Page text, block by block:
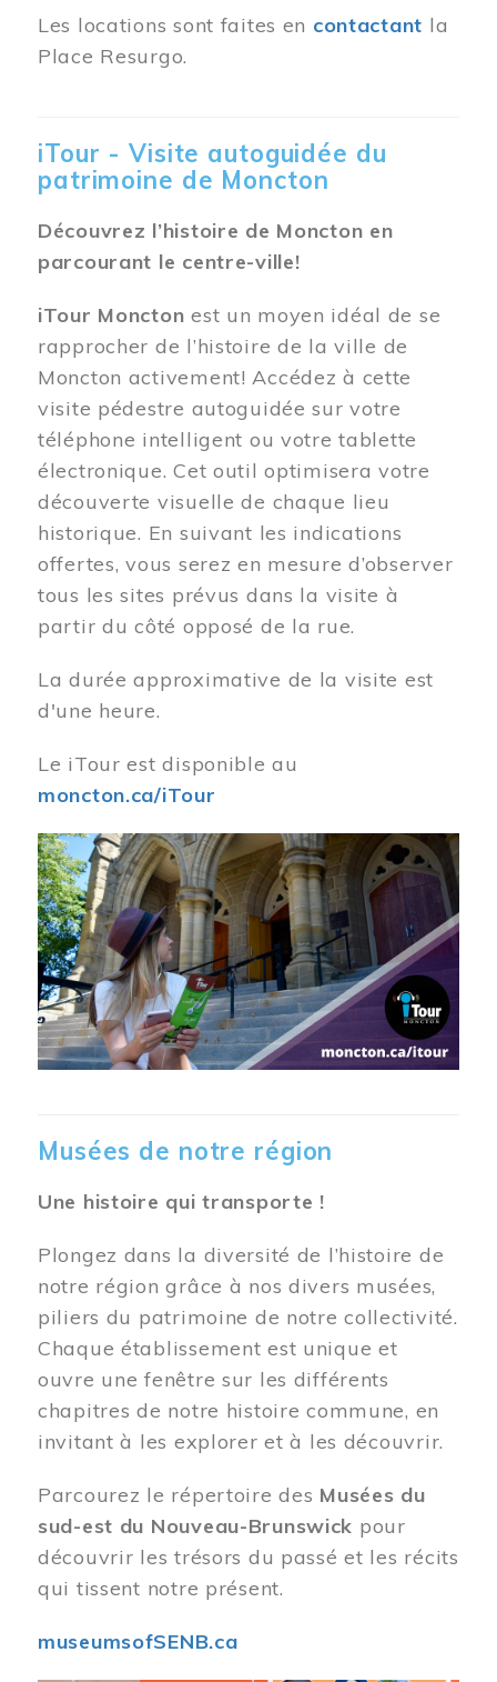
Les locations sont faites en contactant la
Place Resurgo.
iTour - Visite autoguidée du
patrimoine de Moncton
Découvrez l’histoire de Moncton en
parcourant le centre-ville!
iTour Moncton est un moyen idéal de se
rapprocher de l’histoire de la ville de
Moncton activement! Accédez à cette
visite pédestre autoguidée sur votre
téléphone intelligent ou votre tablette
électronique. Cet outil optimisera votre
découverte visuelle de chaque lieu
historique. En suivant les indications
offertes, vous serez en mesure d’observer
tous les sites prévus dans la visite à
partir du côté opposé de la rue.
La durée approximative de la visite est
d'une heure.
Le iTour est disponible au
moncton.ca/iTour
Musées de notre région
Une histoire qui transporte !
Plongez dans la diversité de l’histoire de
notre région grâce à nos divers musées,
piliers du patrimoine de notre collectivité.
Chaque établissement est unique et
ouvre une fenêtre sur les différents
chapitres de notre histoire commune, en
invitant à les explorer et à les découvrir.
Parcourez le répertoire des Musées du
sud-est du Nouveau-Brunswick pour
découvrir les trésors du passé et les récits
qui tissent notre présent.
museumsofSENB.ca